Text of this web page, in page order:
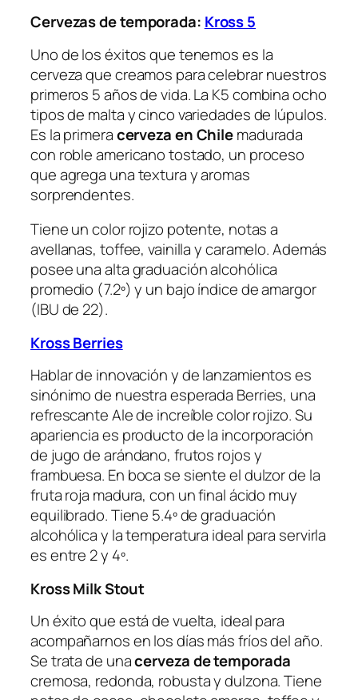
Cervezas de temporada: Kross 5
Uno de los éxitos que tenemos es la
cerveza que creamos para celebrar nuestros
primeros 5 años de vida. La K5 combina ocho
tipos de malta y cinco variedades de lúpulos.
Es la primeracerveza en Chilemadurada
con roble americano tostado, un proceso
que agrega una textura y aromas
sorprendentes.
Tiene un color rojizo potente, notas a
avellanas, toffee, vainilla y caramelo. Además
posee una alta graduación alcohólica
promedio (7.2º) y un bajo índice de amargor
(IBU de 22).
Kross Berries
Hablar de innovación y de lanzamientos es
sinónimo de nuestra esperada Berries, una
refrescante Ale de increíble color rojizo. Su
apariencia es producto de la incorporación
de jugo de arándano, frutos rojos y
frambuesa. En boca se siente el dulzor de la
fruta roja madura, con un final ácido muy
equilibrado. Tiene 5.4º de graduación
alcohólica y la temperatura ideal para servirla
es entre 2 y 4º.
Kross Milk Stout
Un éxito que está de vuelta, ideal para
acompañarnos en los días más fríos del año.
Se trata de unacerveza de temporada
cremosa, redonda, robusta y dulzona. Tiene